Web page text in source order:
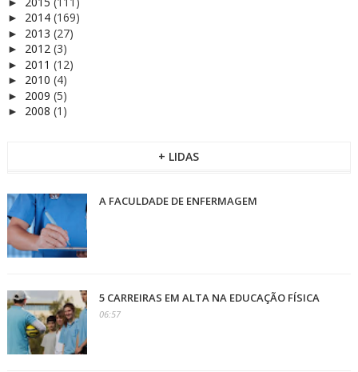
► 2014 (169)
► 2013 (27)
► 2012 (3)
► 2011 (12)
► 2010 (4)
► 2009 (5)
► 2008 (1)
+ LIDAS
A FACULDADE DE ENFERMAGEM
5 CARREIRAS EM ALTA NA EDUCAÇÃO FÍSICA
06:57